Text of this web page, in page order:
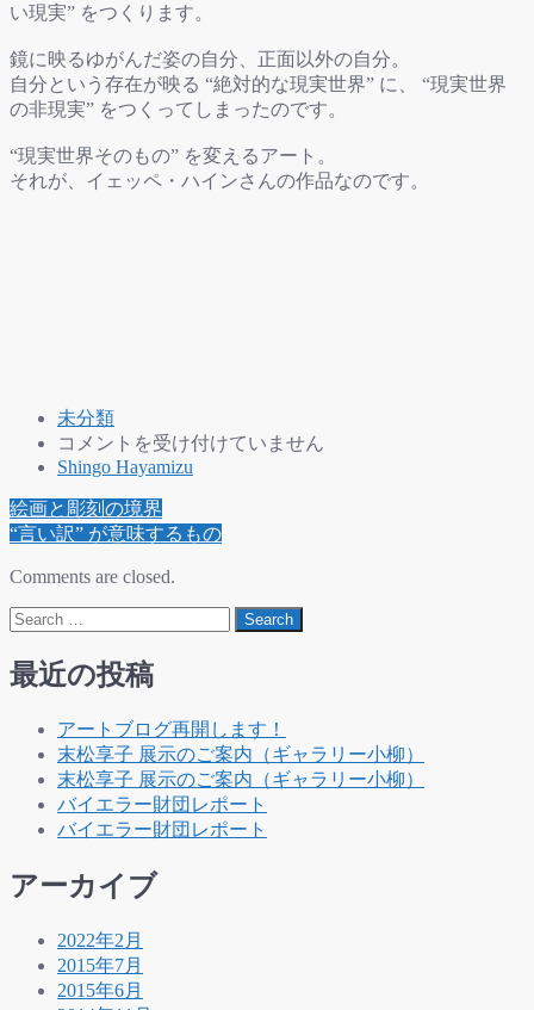
い現実” をつくります。
鏡に映るゆがんだ姿の自分、正面以外の自分。
自分という存在が映る “絶対的な現実世界” に、 “現実世界
の非現実” をつくってしまったのです。
“現実世界そのもの” を変えるアート。
それが、 イェッペ・ハインさんの作品なのです。
未分類
“現
実
界
そ
の”
変
え
ア
ー
テ
ィ
ス
は
コメントを受け付けていません
Shingo Hayamizu
Post
navigation
絵画と彫刻の境界
“言い訳” が意味するもの
Comments are closed.
Search
最近の投稿
アートブログ再開します！
末松享子 展示のご案内（ギャラリー小柳）
末松享子 展示のご案内（ギャラリー小柳）
バイエラー財団レポート
バイエラー財団レポート
アーカイブ
2022年2月
2015年7月
2015年6月